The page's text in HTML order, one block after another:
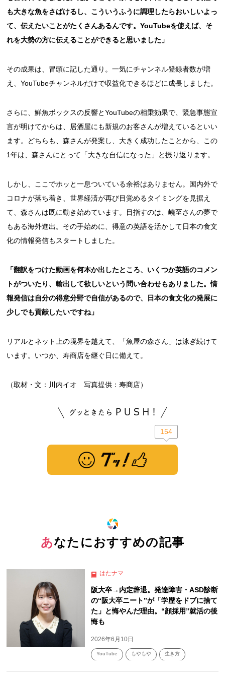
も大きな魚をさばけるし、こういうふうに調理したらおいしいよっ
て、伝えたいことがたくさんあるんです。YouTubeを使えば、そ
れを大勢の方に伝えることができると思いました」
その成果は、冒頭に記した通り。一気にチャンネル登録者数が増
え、YouTubeチャンネルだけで収益化できるほどに成長しました。
さらに、鮮魚ボックスの反響とYouTubeの相乗効果で、緊急事態宣
言が明けてからは、居酒屋にも新規のお客さんが増えているといい
ます。どちらも、森さんが発案し、大きく成功したことから、この
1年は、森さんにとって「大きな自信になった」と振り返ります。
しかし、ここでホッと一息ついている余裕はありません。国内外で
コロナが落ち着き、世界経済が再び目覚めるタイミングを見据え
て、森さんは既に動き始めています。目指すのは、嶢至さんの夢で
もある海外進出。その手始めに、得意の英語を活かして日本の食文
化の情報発信もスタートしました。
「翻訳をつけた動画を何本か出したところ、いくつか英語のコメン
トがついたり、輸出して欲しいという問い合わせもありました。情
報発信は自分の得意分野で自信があるので、日本の食文化の発展に
少しでも貢献したいですね」
リアルとネット上の境界を越えて、「魚屋の森さん」は泳ぎ続けて
います。いつか、寿商店を継ぐ日に備えて。
（取材・文：川内イオ 写真提供：寿商店）
154
あなたにおすすめの記事
はたナマ
阪大卒→内定辞退。発達障害・ASD診断
の“阪大卒ニート”が「学歴をドブに捨て
た」と悔やんだ理由。“顔採用”就活の後
悔も
2026年6月10日
YouTube もやもや 生き方